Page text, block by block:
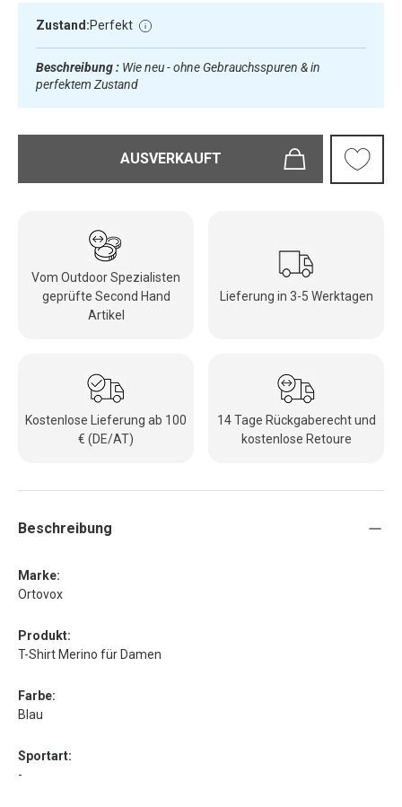
Zustand:Perfekt
Beschreibung : Wie neu - ohne Gebrauchsspuren & in
perfektem Zustand
AUSVERKAUFT
Vom Outdoor Spezialisten
geprüfte Second Hand
Artikel
Lieferung in 3-5 Werktagen
Kostenlose Lieferung ab 100
€ (DE/AT)
14 Tage Rückgaberecht und
kostenlose Retoure
Beschreibung
Marke:
Ortovox
Produkt:
T-Shirt Merino für Damen
Farbe:
Blau
Sportart:
-